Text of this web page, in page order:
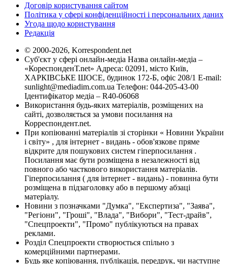
Договір користування сайтом
Політика у сфері конфіденційності і персональних даних
Угода щодо користування
Редакція
© 2000-2026, Korrespondent.net
Суб'єкт у сфері онлайн-медіа Назва онлайн-медіа –
«КореспонденТ.net» Адреса: 02091, місто Київ,
ХАРКІВСЬКЕ ШОСЕ, будинок 172-Б, офіс 208/1 E-mail:
sunlight@mediadim.com.ua Телефон: 044-205-43-00
Ідентифікатор медіа – R40-06068
Використання будь-яких матеріалів, розміщених на
сайті, дозволяється за умови посилання на
Корреспондент.net.
При копіюванні матеріалів зі сторінки « Новини України
і світу» , для інтернет - видань - обов'язкове пряме
відкрите для пошукових систем гіперпосилання .
Посилання має бути розміщена в незалежності від
повного або часткового використання матеріалів.
Гіперпосилання ( для інтернет - видань) - повинна бути
розміщена в підзаголовку або в першому абзаці
матеріалу.
Новини з позначками "Думка", "Експертиза", "Заява",
"Регіони", "Гроші", "Влада", "Вибори", "Тест-драйв",
"Спецпроекти", "Промо" публікуються на правах
реклами.
Розділ Спецпроекти створюється спільно з
комерційними партнерами.
Будь яке копіювання, публікація, передрук, чи наступне